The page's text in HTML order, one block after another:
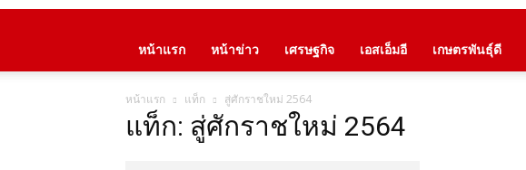
หน้าแรก หน้าข่าว เศรษฐกิจ เอสเอ็มอี เกษตรพันธุ์ดี
หน้าแรก แท็ก สู่ศักราชใหม่ 2564
แท็ก: สู่ศักราชใหม่ 2564